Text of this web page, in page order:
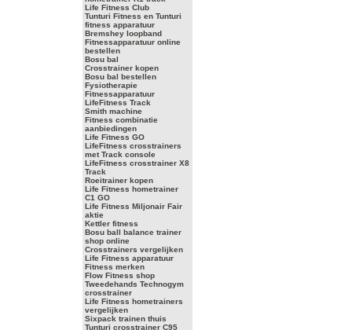
Life Fitness Club
Tunturi Fitness en Tunturi
fitness apparatuur
Bremshey loopband
Fitnessapparatuur online
bestellen
Bosu bal
Crosstrainer kopen
Bosu bal bestellen
Fysiotherapie
Fitnessapparatuur
LifeFitness Track
Smith machine
Fitness combinatie
aanbiedingen
Life Fitness GO
LifeFitness crosstrainers
met Track console
LifeFitness crosstrainer X8
Track
Roeitrainer kopen
Life Fitness hometrainer
C1 GO
Life Fitness Miljonair Fair
aktie
Kettler fitness
Bosu ball balance trainer
shop online
Crosstrainers vergelijken
Life Fitness apparatuur
Fitness merken
Flow Fitness shop
Tweedehands Technogym
crosstrainer
Life Fitness hometrainers
vergelijken
Sixpack trainen thuis
Tunturi crosstrainer C95